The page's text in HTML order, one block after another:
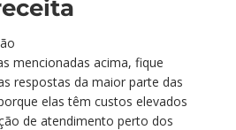
s mencionadas acima, fique
s respostas da maior parte das
elas têm custos elevados
de atendimento perto dos